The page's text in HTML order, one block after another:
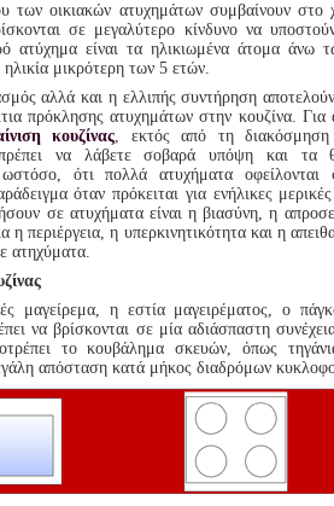
των οικιακών ατυχημάτων συμβαίνουν στο
σε μεγαλύτερο κίνδυνο να
ατύχημα είναι τα ηλικιωμένα άτομα άνω
ηλικία μικρότερη των 5 ετών.
αλλά και η ελλιπής συντήρηση
πρόκλησης ατυχημάτων στην κουζίνα.
κουζίνας, εκτός από τη
να λάβετε σοβαρά υπόψη και τα
ωστόσο, ότι πολλά ατυχήματα οφείλονται
όταν πρόκειται για ενήλικες
σε ατυχήματα είναι η βιασύνη, η
η περιέργεια, η υπερκινητικότητα και η
ατηχύματα.
μαγείρεμα, η εστία μαγειρέματος, ο
να βρίσκονται σε μία αδιάσπαστη
το κουβάλημα σκευών, όπως
απόσταση κατά μήκος διαδρόμων